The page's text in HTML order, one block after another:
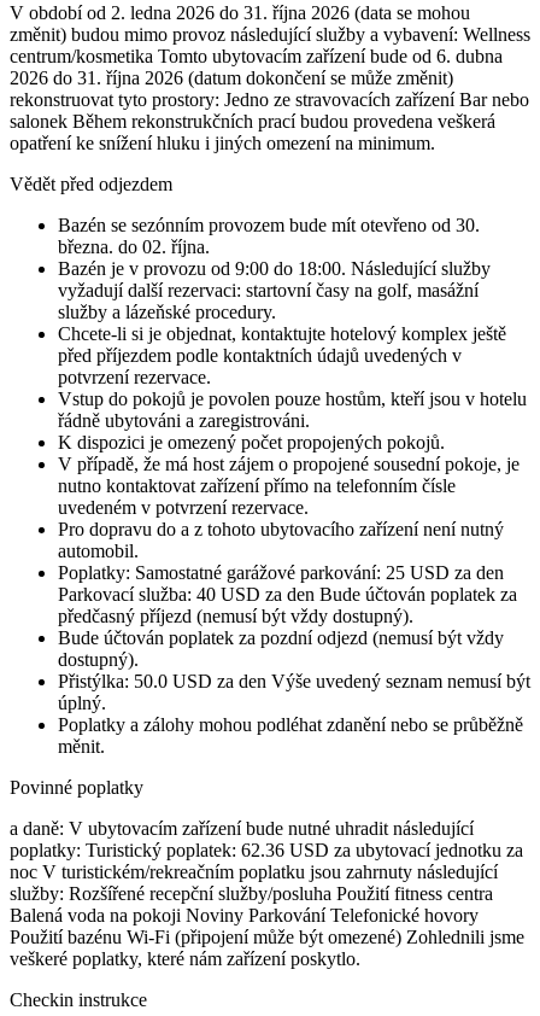
V období od 2. ledna 2026 do 31. října 2026 (data se mohou
změnit) budou mimo provoz následující služby a vybavení: Wellness
centrum/kosmetika Tomto ubytovacím zařízení bude od 6. dubna
2026 do 31. října 2026 (datum dokončení se může změnit)
rekonstruovat tyto prostory: Jedno ze stravovacích zařízení Bar nebo
salonek Během rekonstrukčních prací budou provedena veškerá
opatření ke snížení hluku i jiných omezení na minimum.
Vědět před odjezdem
Bazén se sezónním provozem bude mít otevřeno od 30.
března. do 02. října.
Bazén je v provozu od 9:00 do 18:00. Následující služby
vyžadují další rezervaci: startovní časy na golf, masážní
služby a lázeňské procedury.
Chcete-li si je objednat, kontaktujte hotelový komplex ještě
před příjezdem podle kontaktních údajů uvedených v
potvrzení rezervace.
Vstup do pokojů je povolen pouze hostům, kteří jsou v hotelu
řádně ubytováni a zaregistrováni.
K dispozici je omezený počet propojených pokojů.
V případě, že má host zájem o propojené sousední pokoje, je
nutno kontaktovat zařízení přímo na telefonním čísle
uvedeném v potvrzení rezervace.
Pro dopravu do a z tohoto ubytovacího zařízení není nutný
automobil.
Poplatky: Samostatné garážové parkování: 25 USD za den
Parkovací služba: 40 USD za den Bude účtován poplatek za
předčasný příjezd (nemusí být vždy dostupný).
Bude účtován poplatek za pozdní odjezd (nemusí být vždy
dostupný).
Přistýlka: 50.0 USD za den Výše uvedený seznam nemusí být
úplný.
Poplatky a zálohy mohou podléhat zdanění nebo se průběžně
měnit.
Povinné poplatky
a daně: V ubytovacím zařízení bude nutné uhradit následující
poplatky: Turistický poplatek: 62.36 USD za ubytovací jednotku za
noc V turistickém/rekreačním poplatku jsou zahrnuty následující
služby: Rozšířené recepční služby/posluha Použití fitness centra
Balená voda na pokoji Noviny Parkování Telefonické hovory
Použití bazénu Wi-Fi (připojení může být omezené) Zohlednili jsme
veškeré poplatky, které nám zařízení poskytlo.
Checkin instrukce